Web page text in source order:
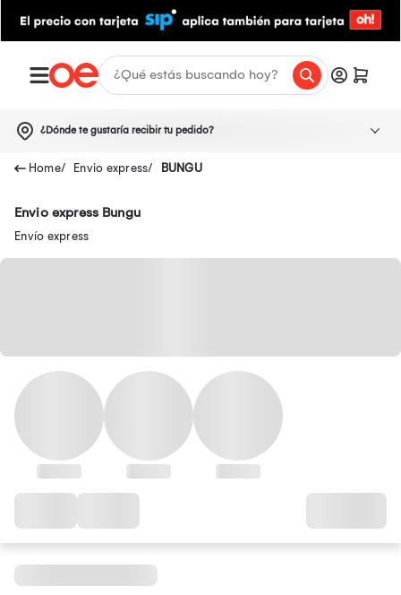
¿Dónde te gustaría recibir tu pedido?
Envio express BUNGU
Envio express Bungu
Envío express